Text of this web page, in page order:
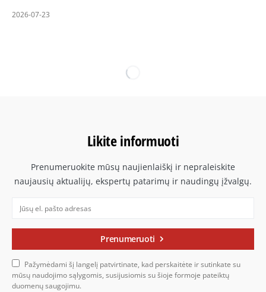
2026-07-23
Likite informuoti
Prenumeruokite mūsų naujienlaiškį ir nepraleiskite
naujausių aktualijų, ekspertų patarimų ir naudingų įžvalgų.
Prenumeruoti
Pažymėdami šį langelį patvirtinate, kad perskaitėte ir sutinkate su
mūsų naudojimo sąlygomis, susijusiomis su šioje formoje pateiktų
duomenų saugojimu.